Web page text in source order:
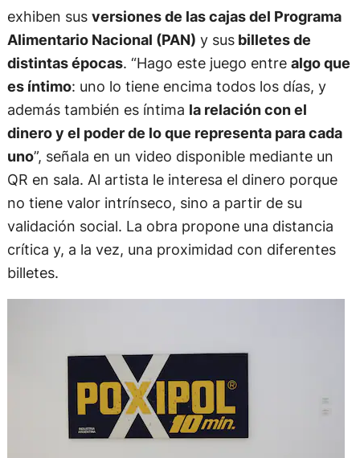
exhiben sus versiones de las cajas del Programa
Alimentario Nacional (PAN) y susbilletes de
distintas épocas. “Hago este juego entre algo que
es íntimo: uno lo tiene encima todos los días, y
además también es íntima la relación con el
dinero y el poder de lo que representa para cada
uno”, señala en un video disponible mediante un
QR en sala. Al artista le interesa el dinero porque
no tiene valor intrínseco, sino a partir de su
validación social. La obra propone una distancia
crítica y, a la vez, una proximidad con diferentes
billetes.